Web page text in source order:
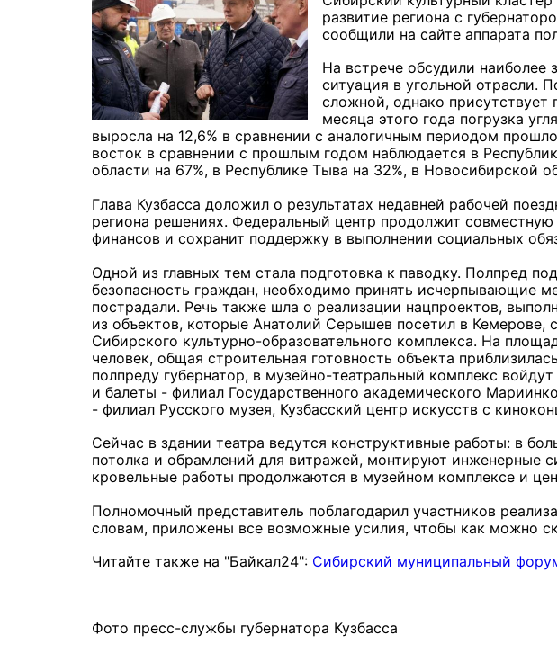
развитие региона с
сообщили на сайте аппарата
На встрече обсудили
ситуация в угольной отрасли.
сложной, однако присутствует
месяца этого года погрузка
выросла на 12,6% в сравнении с аналогичным периодом
восток в сравнении с прошлым годом наблюдается в
области на 67%, в Республике Тыва на 32%, в Новосибирской
Глава Кузбасса доложил о результатах недавней рабочей
региона решениях. Федеральный центр продолжит
финансов и сохранит поддержку в выполнении социальных
Одной из главных тем стала подготовка к паводку. Полпред
безопасность граждан, необходимо принять исчерпывающие
пострадали. Речь также шла о реализации нацпроектов,
из объектов, которые Анатолий Серышев посетил в Кемерове,
Сибирского культурно-образовательного комплекса. На
человек, общая строительная готовность объекта
полпреду губернатор, в музейно-театральный комплекс
и балеты - филиал Государственного академического
- филиал Русского музея, Кузбасский центр искусств с
Сейчас в здании театра ведутся конструктивные работы: в
потолка и обрамлений для витражей, монтируют инженерные
кровельные работы продолжаются в музейном комплексе и
Полномочный представитель поблагодарил участников
словам, приложены все возможные усилия, чтобы как можно
Читайте также на "Байкал24": Сибирский муниципальный
Фото пресс-службы губернатора Кузбасса